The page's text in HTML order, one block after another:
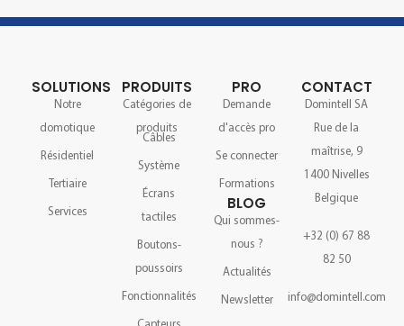
SOLUTIONS
Notre
domotique
Résidentiel
Tertiaire
Services
PRODUITS
Catégories de
produits
Câbles
Système
Écrans
tactiles
Boutons-
poussoirs
Fonctionnalités
PRO
Demande
d'accès pro
Se connecter
Formations
BLOG
Qui sommes-
nous ?
Actualités
Newsletter
CONTACT
Domintell SA
Rue de la
maîtrise, 9
1400 Nivelles
Belgique
+32 (0) 67 88
82 50
info@domintell.com